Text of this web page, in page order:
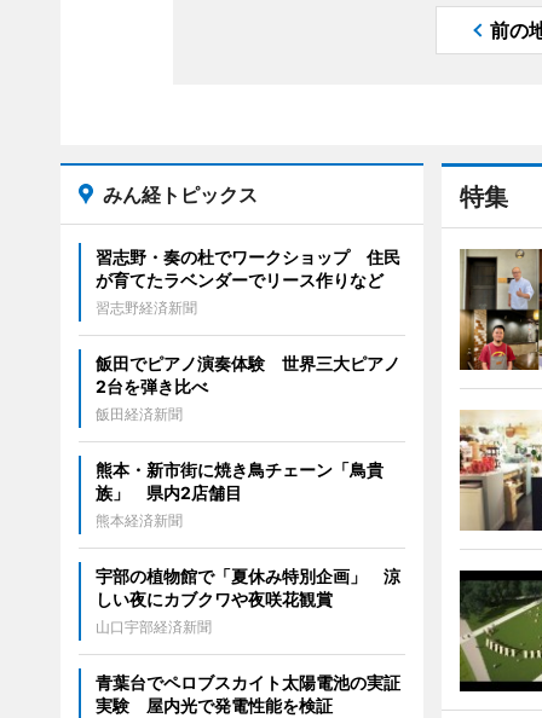
前の
特集
みん経トピックス
習志野・奏の杜でワークショップ 住民
が育てたラベンダーでリース作りなど
習志野経済新聞
飯田でピアノ演奏体験 世界三大ピアノ
2台を弾き比べ
飯田経済新聞
熊本・新市街に焼き鳥チェーン「鳥貴
族」 県内2店舗目
熊本経済新聞
宇部の植物館で「夏休み特別企画」 涼
しい夜にカブクワや夜咲花観賞
山口宇部経済新聞
青葉台でペロブスカイト太陽電池の実証
実験 屋内光で発電性能を検証